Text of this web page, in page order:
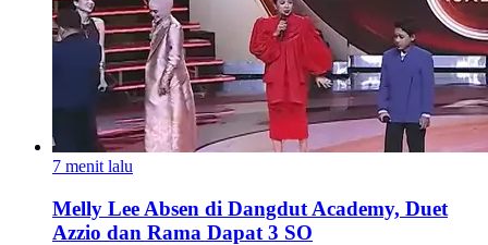
7 menit lalu
Melly Lee Absen di Dangdut Academy, Duet
Azzio dan Rama Dapat 3 SO